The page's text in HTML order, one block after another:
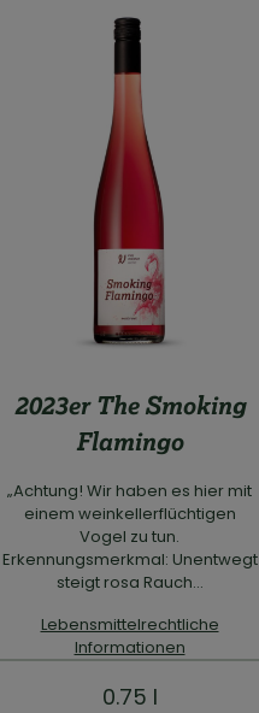
2023er The Smoking
Flamingo
„Achtung! Wir haben es hier mit
einem weinkellerflüchtigen
Vogel zu tun.
Erkennungsmerkmal: Unentwegt
steigt rosa Rauch...
Lebensmittelrechtliche
Informationen
0.75 l